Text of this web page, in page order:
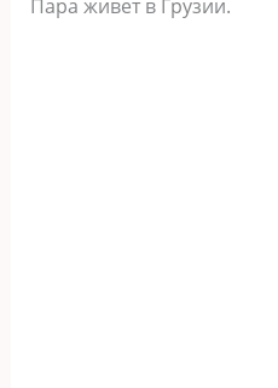
Пара живет в Грузии.